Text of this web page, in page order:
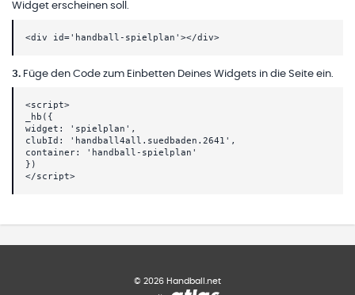
Widget erscheinen soll.
<div id='handball-spielplan'></div>
3. Füge den Code zum Einbetten Deines Widgets in die Seite ein.
<script>
_hb({
widget: 'spielplan',
clubId: 'handball4all.suedbaden.2641',
container: 'handball-spielplan'
})
</script>
© 2026 Handball.net